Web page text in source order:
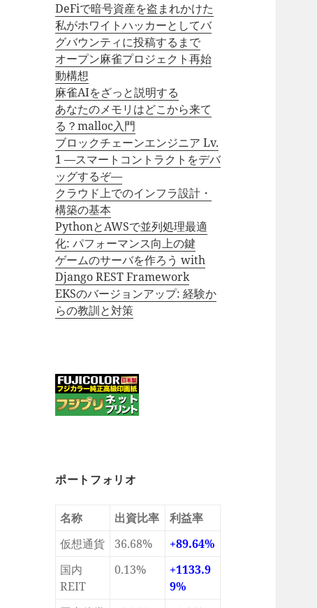
DeFiで暗号資産を盗まれかけた
私がホワイトハッカーとしてバ
グバウンティに投稿するまで
オープン麻雀プロジェクト再始
動構想
麻雀AIをざっと説明する
あなたのメモリはどこから来て
る？malloc入門
ブロックチェーンエンジニア Lv.
1 —スマートコントラクトをデバ
ッグするぞ—
クラウド上でのインフラ設計・
構築の基本
PythonとAWSで並列処理最適
化: パフォーマンス向上の鍵
ゲームのサーバを作ろう with
Django REST Framework
EKSのバージョンアップ: 経験か
らの教訓と対策
ポートフォリオ
名称 出資比率
利益率
仮想通貨
36.68%
+89.64%
国内
REIT
0.13%
+1133.9
9%